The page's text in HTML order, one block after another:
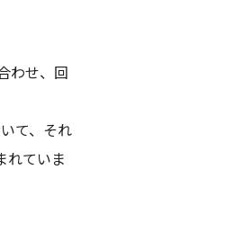
わせ、回
て、それ
れていま